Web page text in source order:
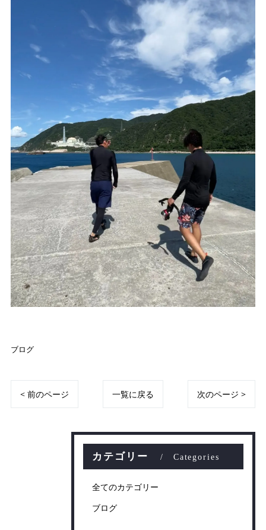
ブログ
< 前のページ 一覧に戻る 次のページ >
カテゴリー Categories
全てのカテゴリー
ブログ